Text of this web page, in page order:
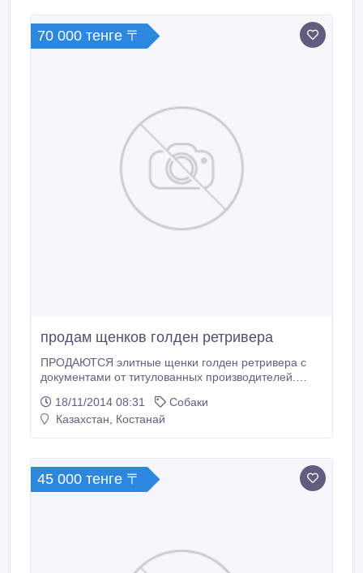
70 000 тенге 〒
продам щенков голден ретривера
ПРОДАЮТСЯ элитные щенки голден ретривера с
документами от титулованных производителей.
породы Мать – кандидат в Чемпионы Казахстана.
Сегодня большинство Голден ретриверов ведут
лучших охотничьих и спортивных пород.
18/11/2014 08:31
Собаки
Казахстан, Костанай
45 000 тенге 〒